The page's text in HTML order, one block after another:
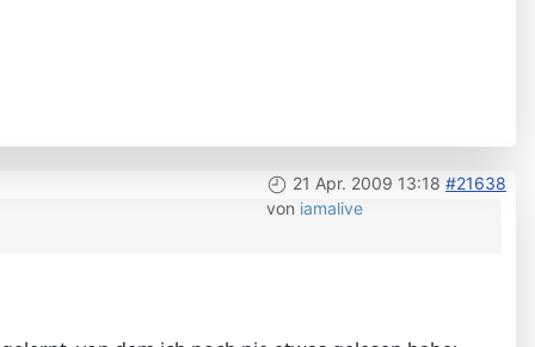
21 Apr. 2009 13:18 #21638
von iamalive